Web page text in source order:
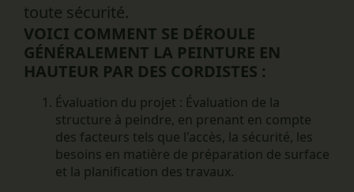
toute sécurité.
VOICI COMMENT SE DÉROULE
GÉNÉRALEMENT LA PEINTURE EN
HAUTEUR PAR DES CORDISTES :
Évaluation du projet : Évaluation de la
structure à peindre, en prenant en compte
des facteurs tels que l'accès, la sécurité, les
besoins en matière de préparation de surface
et la planification des travaux.